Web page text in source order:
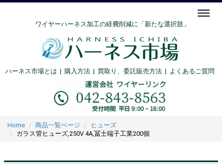
ワイヤーハーネス加工の経費削減に「新たな選択肢」
ハーネス市場とは | 購入方法| 買取り、委託販売方法 | よくあるご質問
Menu
Home 商品一覧ページ
ヒューズ
ガラス管ヒューズ,250V 4A,冨士端子工業200個